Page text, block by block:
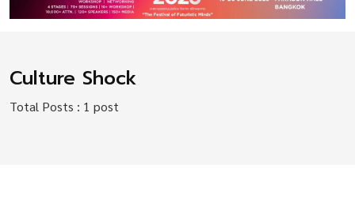
Culture Shock
Total Posts : 1 post